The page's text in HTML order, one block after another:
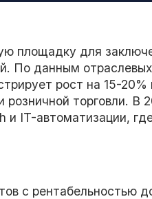
площадку для
По данным отраслевых
рост на 15-20%
торговли. В
IT-автоматизации,
с рентабельностью